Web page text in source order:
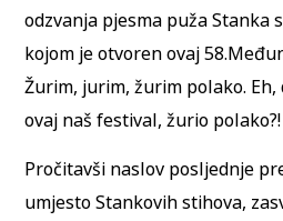
odzvanja pjesma puža Stanka
kojom je otvoren ovaj
Žurim, jurim, žurim polako.
ovaj naš festival, žurio
Pročitavši naslov posljednje
umjesto Stankovih stihova,